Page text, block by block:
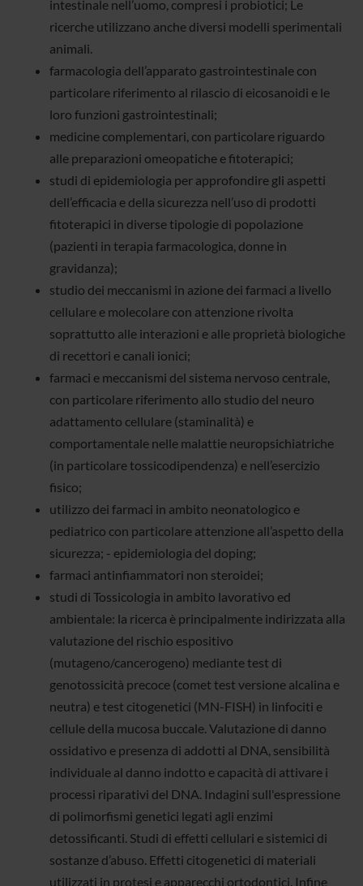
intestinale nell’uomo, compresi i probiotici; Le
ricerche utilizzano anche diversi modelli sperimentali
animali.
farmacologia dell’apparato gastrointestinale con
particolare riferimento al rilascio di eicosanoidi e le
loro funzioni gastrointestinali;
medicine complementari, con particolare riguardo
alle preparazioni omeopatiche e fitoterapici;
studi di epidemiologia per approfondire gli aspetti
dell’efficacia e della sicurezza nell’uso di prodotti
fitoterapici in diverse tipologie di popolazione
(pazienti in terapia farmacologica, donne in
gravidanza);
studio dei meccanismi in azione dei farmaci a livello
cellulare e molecolare con attenzione rivolta
soprattutto alle interazioni e alle proprietà biologiche
di recettori e canali ionici;
farmaci e meccanismi del sistema nervoso centrale,
con particolare riferimento allo studio del neuro
adattamento cellulare (staminalità) e
comportamentale nelle malattie neuropsichiatriche
(in particolare tossicodipendenza) e nell’esercizio
fisico;
utilizzo dei farmaci in ambito neonatologico e
pediatrico con particolare attenzione all’aspetto della
sicurezza; - epidemiologia del doping;
farmaci antinfiammatori non steroidei;
studi di Tossicologia in ambito lavorativo ed
ambientale: la ricerca è principalmente indirizzata alla
valutazione del rischio espositivo
(mutageno/cancerogeno) mediante test di
genotossicità precoce (comet test versione alcalina e
neutra) e test citogenetici (MN-FISH) in linfociti e
cellule della mucosa buccale. Valutazione di danno
ossidativo e presenza di addotti al DNA, sensibilità
individuale al danno indotto e capacità di attivare i
processi riparativi del DNA. Indagini sull'espressione
di polimorfismi genetici legati agli enzimi
detossificanti. Studi di effetti cellulari e sistemici di
sostanze d’abuso. Effetti citogenetici di materiali
utilizzati in protesi e apparecchi ortodontici. Infine